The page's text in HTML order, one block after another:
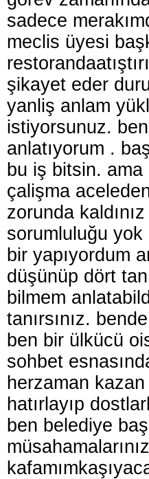
sadece
meclis üyesi
şikayet eder
yanliş anlam
istiyorsunuz.
anlatıyorum .
bu iş bitsin. ama
çalişma
zorunda
sorumluluğu yok
bir yapıyordum
düşünüp dört
bilmem
tanırsınız.
ben bir ülkücü
sohbet
herzaman
hatırlayıp
ben belediye